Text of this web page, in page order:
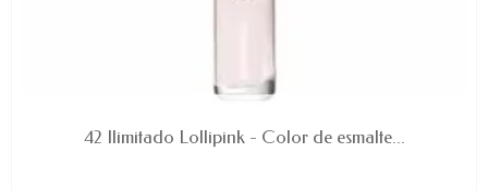
42 Ilimitado Lollipink - Color de esmalte...